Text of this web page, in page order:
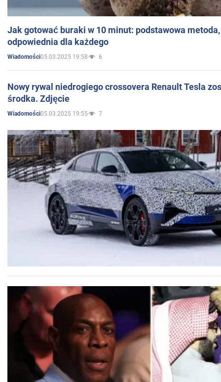
Jak gotować buraki w 10 minut: podstawowa
odpowiednia dla każdego
Wiadomości05.03.2025 19:58 6
Nowy rywal niedrogiego crossovera Renault Tesla
środka. Zdjęcie
Wiadomości05.03.2025 19:55 7